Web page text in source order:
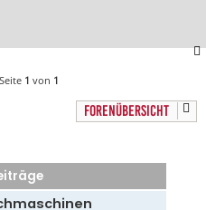
1 von 1
FORENÜBERSICHT